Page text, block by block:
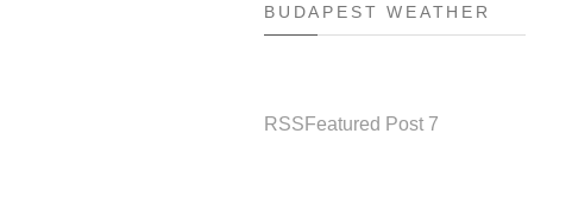
BUDAPEST WEATHER
RSS Featured Post 7